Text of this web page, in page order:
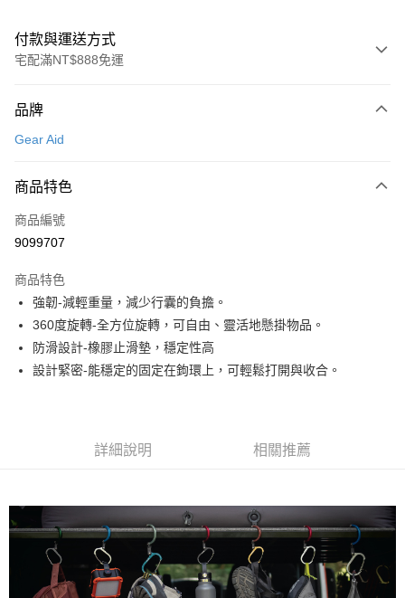
付款與運送方式
宅配滿NT$888免運
信用卡一次付款
悠遊付
AFTEE先享後付
相關說明
AFTEE先享後付是「在收到商品之後才付款」的支付方式。 讓您購物簡單
便利好安心！
１．簡單：不需註冊會員、不需綁卡、不需儲值。
２．便利：只要手機號碼，簡訊認證，即可結帳。
３．安心：先確認商品／服務後，再付款。
【「AFTEE先享後付」結帳流程】
３．收到繳費通知簡訊後14天內，點擊此簡訊中的連結，可透過四大超商／
ATM／網路銀行／等多元方式進行付款，方視為交易完成。
後付繳納相關費用。
※ 交易是否成功請以「AFTEE先享後付 」之結帳頁面顯示為準，若有關於
是否繳費成功／繳費後需取消欲退款等相關疑問，請聯繫「AFTEE先享後付
客戶支援中心」https://netprotections.freshdesk.com/support/home
【注意事項】
運送方式
宅配
每筆NT$120，滿NT$888(含以上)免運費
品牌
Gear Aid
商品特色
商品編號
9099707
商品特色
強韌-減輕重量，減少行囊的負擔。
360度旋轉-全方位旋轉，可自由、靈活地懸掛物品。
防滑設計-橡膠止滑墊，穩定性高
設計緊密-能穩定的固定在鉤環上，可輕鬆打開與收合。
詳細說明 相關推薦